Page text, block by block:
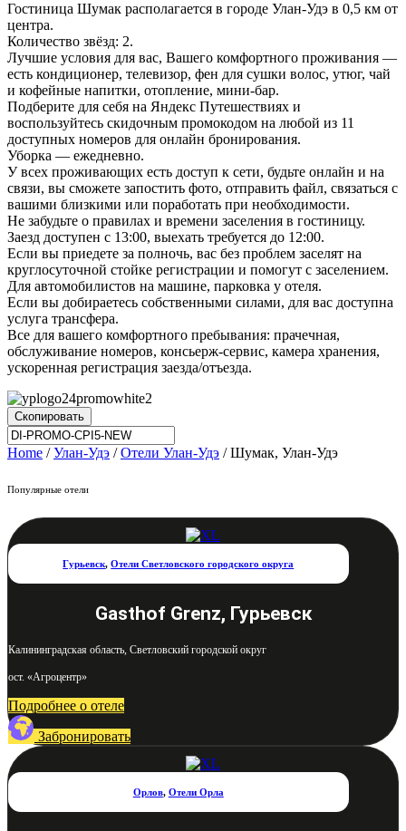
Гостиница Шумак располагается в городе Улан-Удэ в 0,5 км от
центра.
Количество звёзд: 2.
Лучшие условия для вас, Вашего комфортного проживания —
есть кондиционер, телевизор, фен для сушки волос, утюг, чай
и кофейные напитки, отопление, мини-бар.
Подберите для себя на Яндекс Путешествиях и
воспользуйтесь скидочным промокодом на любой из 11
доступных номеров для онлайн бронирования.
Уборка — ежедневно.
У всех проживающих есть доступ к сети, будьте онлайн и на
связи, вы сможете запостить фото, отправить файл, связаться с
вашими близкими или поработать при необходимости.
Не забудьте о правилах и времени заселения в гостиницу.
Заезд доступен с 13:00, выехать требуется до 12:00.
Если вы приедете за полночь, вас без проблем заселят на
круглосуточной стойке регистрации и помогут с заселением.
Для автомобилистов на машине, парковка у отеля.
Если вы добираетесь собственными силами, для вас доступна
услуга трансфера.
Все для вашего комфортного пребывания: прачечная,
обслуживание номеров, консьерж-сервис, камера хранения,
ускоренная регистрация заезда/отъезда.
Скопировать
Home /Улан-Удэ /Отели Улан-Удэ / Шумак, Улан-Удэ
Популярные отели
Гурьевск,Отели Светловского городского округа
Gasthof Grenz, Гурьевск
Калининградская область, Светловский городской округ
ост. «Агроцентр»
Подробнее о отеле
Забронировать
Орлов, Отели Орла